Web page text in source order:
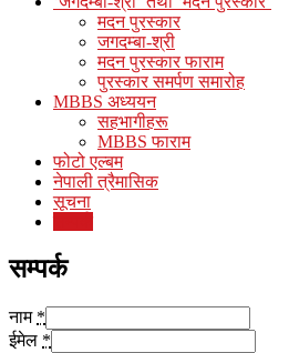
मदन पुरस्कार
जगदम्बा-श्री
मदन पुरस्कार फाराम
पुरस्कार समर्पण समारोह
MBBS अध्ययन
सहभागीहरू
MBBS फाराम
फोटो एल्बम
नेपाली त्रैमासिक
सूचना
सम्पर्क
नाम *
ईमेल *